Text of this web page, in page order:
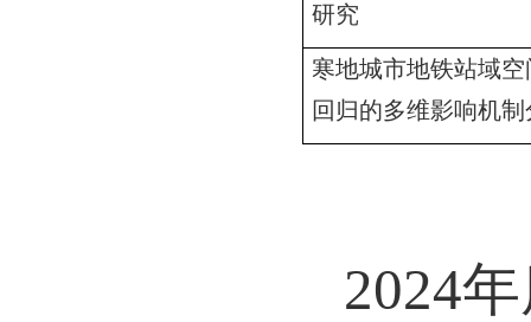
研究
寒地城市地铁站域
回归的多维影响机
2024